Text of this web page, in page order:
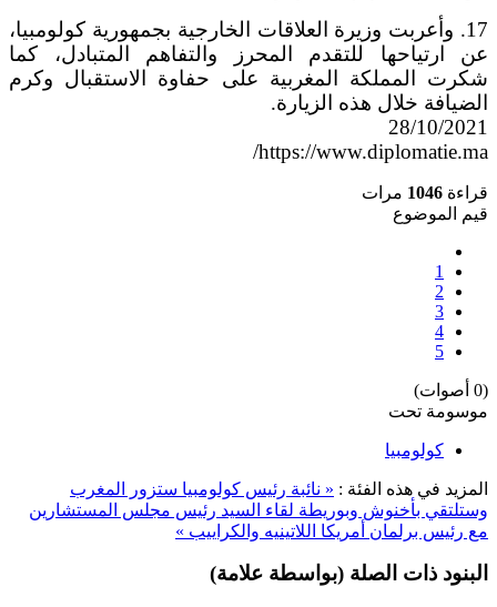
17. وأعربت وزيرة العلاقات الخارجية بجمهورية كولومبيا،
عن ارتياحها للتقدم المحرز والتفاهم المتبادل، كما
شكرت المملكة المغربية على حفاوة الاستقبال وكرم
الضيافة خلال هذه الزيارة.
28/10/2021
https://www.diplomatie.ma/
قراءة 1046 مرات
قيم الموضوع
1
2
3
4
5
(0 أصوات)
موسومة تحت
كولومبيا
المزيد في هذه الفئة : « نائبة رئيس كولومبيا ستزور المغرب
وستلتقي بأخنوش وبوريطة لقاء السيد رئيس مجلس المستشارين
مع رئيس برلمان أمريكا اللاتينيه والكراييب »
البنود ذات الصلة (بواسطة علامة)